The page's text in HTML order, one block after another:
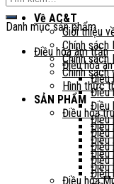
Về AC&T
Giới thiệu
Chính sách
Chính
Chính sách
Hình thức
SẢN PHẨM
Điều hòa
Điều
Điều
Điều
Điều
Điều hòa
kiếm:
Danh mục sản phẩm
Điều hòa âm trần
Điều hòa
Điều
Điều
Điều
Điều
Điều
Điều
Điều
Điều